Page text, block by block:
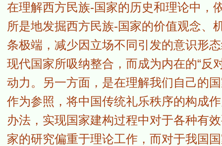
在理解西方民族-国家的历史和理论中，
所是地发掘西方民族-国家的价值观念、
条极端，减少因立场不同引发的意识形
现代国家所吸纳整合，而成为内在的“反
动力。另一方面，是在理解我们自己的
作为参照，将中国传统礼乐秩序的构成
办法，实现国家建构过程中对于各种有
家的研究偏重于理论工作，而对于我国